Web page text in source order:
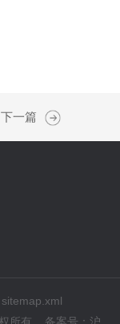
下一篇
sitemap.xml